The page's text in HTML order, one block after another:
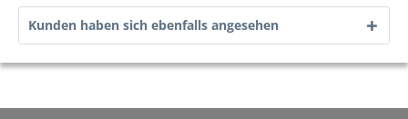
Kunden haben sich ebenfalls angesehen